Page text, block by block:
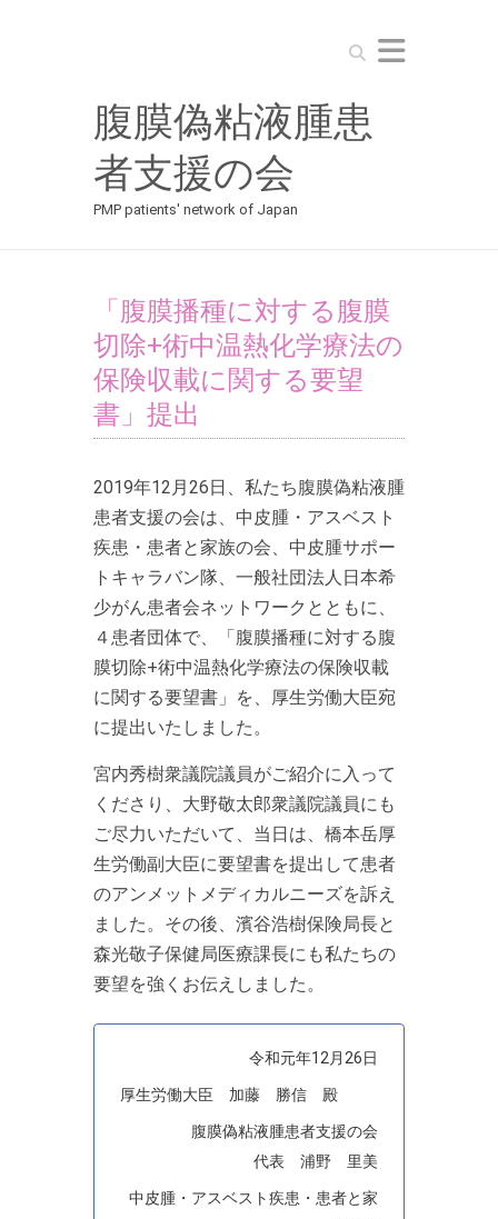
Search
腹膜偽粘液腫患
者支援の会
PMP patients' network of Japan
「腹膜播種に対する腹膜
切除+術中温熱化学療法の
保険収載に関する要望
書」提出
2019年12月26日、私たち腹膜偽粘液腫
患者支援の会は、中皮腫・アスベスト
疾患・患者と家族の会、中皮腫サポー
トキャラバン隊、一般社団法人日本希
少がん患者会ネットワークとともに、
４患者団体で、「腹膜播種に対する腹
膜切除+術中温熱化学療法の保険収載
に関する要望書」を、厚生労働大臣宛
に提出いたしました。
宮内秀樹衆議院議員がご紹介に入って
くださり、大野敬太郎衆議院議員にも
ご尽力いただいて、当日は、橋本岳厚
生労働副大臣に要望書を提出して患者
のアンメットメディカルニーズを訴え
ました。その後、濱谷浩樹保険局長と
森光敬子保健局医療課長にも私たちの
要望を強くお伝えしました。
令和元年12月26日
厚生労働大臣 加藤 勝信 殿
腹膜偽粘液腫患者支援の会
代表 浦野 里美
中皮腫・アスベスト疾患・患者と家